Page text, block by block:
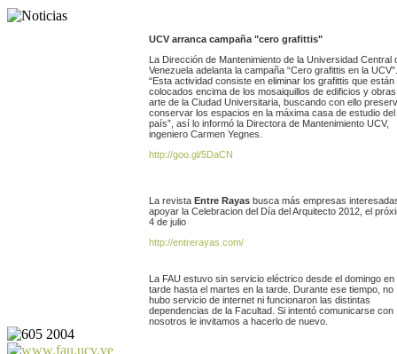
UCV arranca campaña "cero grafittis"
La Dirección de Mantenimiento de la Universidad Central
Venezuela adelanta la campaña “Cero grafittis en la UCV”.
“Esta actividad consiste en eliminar los grafittis que están
colocados encima de los mosaiquillos de edificios y
arte de la Ciudad Universitaria, buscando con ello
conservar los espacios en la máxima casa de estudio del
país”, así lo informó la Directora de Mantenimiento UCV,
ingeniero Carmen Yegnes.
http://goo.gl/5DaCN
La revista Entre Rayas busca más empresas
apoyar la Celebracion del Día del Arquitecto 2012, el
4 de julio
http://entrerayas.com/
La FAU estuvo sin servicio eléctrico desde el domingo en
tarde hasta el martes en la tarde. Durante ese tiempo, no
hubo servicio de internet ni funcionaron las distintas
dependencias de la Facultad. Si intentó comunicarse con
nosotros le invitamos a hacerlo de nuevo.